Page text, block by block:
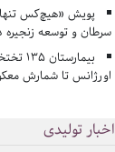
پویش «هیچ‌کس تنها
سرطان و توسعه
اورژانس تا شمارش
اخبار تولیدی